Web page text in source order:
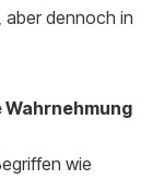
aber dennoch in
wie